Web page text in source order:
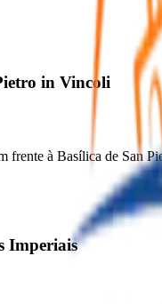
in Vincoli
frente à Basílica de San
Imperiais